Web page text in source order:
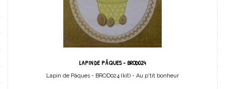
LAPIN DE PÂQUES - BROD024
Lapin de Pâques - BROD024 (kit) - Au p'tit bonheur